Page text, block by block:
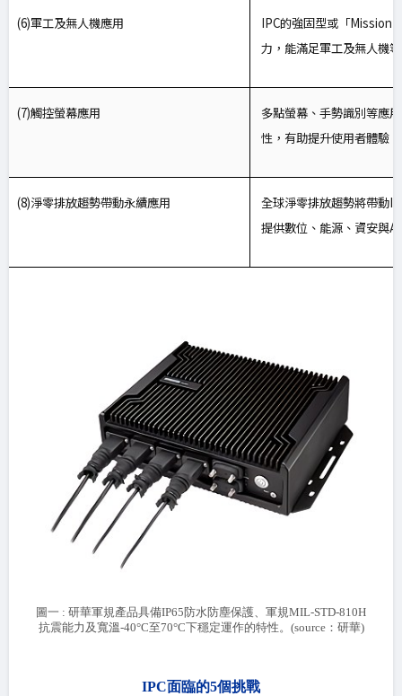
(6)軍工及無人機應用 IPC的強固型或「Mission-
力，能滿足軍工及無人機
(7)觸控螢幕應用
多點螢幕、手勢識別等應
性，有助提升使用者體驗。
(8)淨零排放趨勢帶動永續應用
全球淨零排放趨勢將帶動
提供數位、能源、資安與
圖一 : 研華軍規產品具備IP65防水防塵保護、軍規MIL-STD-810H
抗震能力及寬溫-40°C至70°C下穩定運作的特性。(source：研華)
IPC面臨的5個挑戰